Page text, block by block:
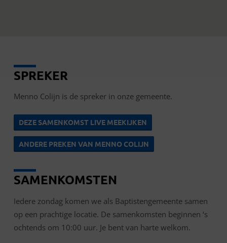
MENNO
COLIJN
SPREKER
Menno Colijn is de spreker in onze gemeente.
DEZE SAMENKOMST LIVE MEEKIJKEN
ANDERE PREKEN VAN MENNO COLIJN
SAMENKOMSTEN
Iedere zondag komen we als Baptistengemeente samen
op een prachtige locatie. De samenkomsten beginnen ‘s
ochtends om 10:00 uur. Je bent van harte welkom.